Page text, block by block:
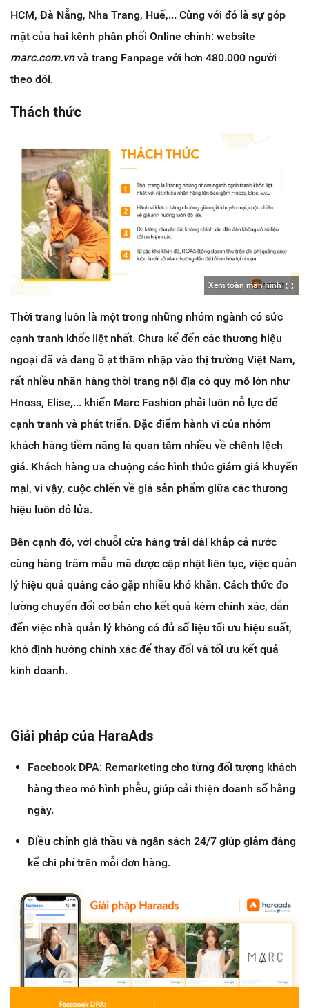
HCM, Đà Nẵng, Nha Trang, Huế,... Cùng với đó là sự góp
mặt của hai kênh phân phối Online chính: website
marc.com.vnvà trang Fanpage với hơn 480.000 người
theo dõi.
Thách thức
Xem toàn màn hình
Thời trang luôn là một trong những nhóm ngành có sức
cạnh tranh khốc liệt nhất. Chưa kể đến các thương hiệu
ngoại đã và đang ồ ạt thâm nhập vào thị trường Việt Nam,
rất nhiều nhãn hàng thời trang nội địa có quy mô lớn như
Hnoss, Elise,... khiến Marc Fashion phải luôn nỗ lực để
cạnh tranh và phát triển. Đặc điểm hành vi của nhóm
khách hàng tiềm năng là quan tâm nhiều về chênh lệch
giá. Khách hàng ưa chuộng các hình thức giảm giá khuyến
mại, vì vậy, cuộc chiến về giá sản phẩm giữa các thương
hiệu luôn đỏ lửa.
Bên cạnh đó, với chuỗi cửa hàng trải dài khắp cả nước
cùng hàng trăm mẫu mã được cập nhật liên tục, việc quản
lý hiệu quả quảng cáo gặp nhiều khó khăn. Cách thức đo
lường chuyển đổi cơ bản cho kết quả kém chính xác, dẫn
đến việc nhà quản lý không có đủ số liệu tối ưu hiệu suất,
khó định hướng chính xác để thay đổi và tối ưu kết quả
kinh doanh.
Giải pháp của HaraAds
Facebook DPA: Remarketing cho từng đối tượng khách
hàng theo mô hình phễu, giúp cải thiện doanh số hằng
ngày.
Điều chỉnh giá thầu và ngân sách 24/7 giúp giảm đáng
kể chi phí trên mỗi đơn hàng.